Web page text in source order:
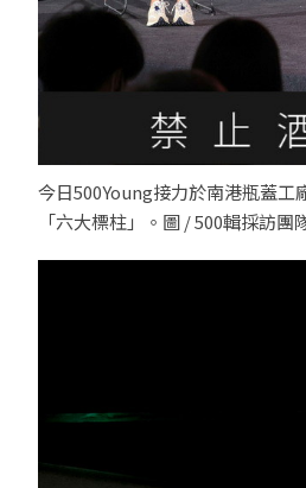
今日500Young接力於南港瓶蓋
「六大標柱」。圖 / 500輯採訪團